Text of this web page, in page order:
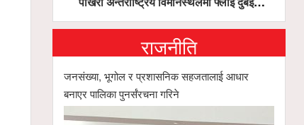
राजनीति
जनसंख्या, भूगोल र प्रशासनिक सहजतालाई आधार
बनाएर पालिका पुनर्संरचना गरिने